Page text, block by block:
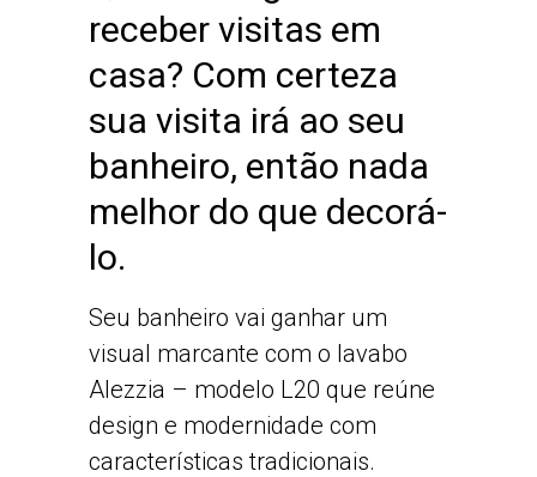
receber visitas em
casa? Com certeza
sua visita irá ao seu
banheiro, então nada
melhor do que decorá-
lo.
Seu banheiro vai ganhar um
visual marcante com o lavabo
Alezzia – modelo L20 que reúne
design e modernidade com
características tradicionais.